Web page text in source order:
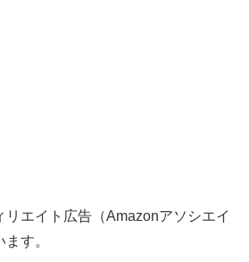
エイト広告（Amazonアソシエイ
す。